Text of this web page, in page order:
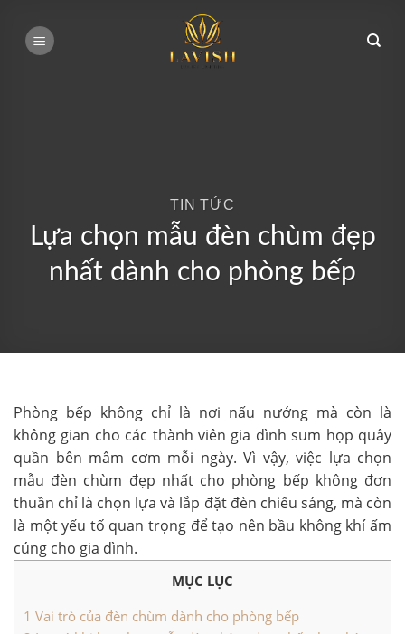
TIN TỨC
Lựa chọn mẫu đèn chùm đẹp
nhất dành cho phòng bếp
Phòng bếp không chỉ là nơi nấu nướng mà còn là
không gian cho các thành viên gia đình sum họp quây
quần bên mâm cơm mỗi ngày. Vì vậy, việc lựa chọn
mẫu đèn chùm đẹp nhất cho phòng bếp không đơn
thuần chỉ là chọn lựa và lắp đặt đèn chiếu sáng, mà còn
là một yếu tố quan trọng để tạo nên bầu không khí ấm
cúng cho gia đình.
MỤC LỤC
1 Vai trò của đèn chùm dành cho phòng bếp